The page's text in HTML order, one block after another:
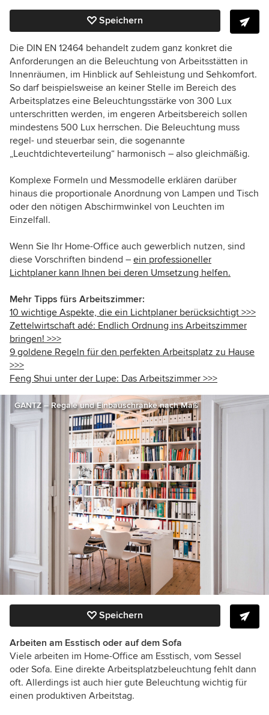
Speichern
Die DIN EN 12464 behandelt zudem ganz konkret die
Anforderungen an die Beleuchtung von Arbeitsstätten in
Innenräumen, im Hinblick auf Sehleistung und Sehkomfort.
So darf beispielsweise an keiner Stelle im Bereich des
Arbeitsplatzes eine Beleuchtungsstärke von 300 Lux
unterschritten werden, im engeren Arbeitsbereich sollen
mindestens 500 Lux herrschen. Die Beleuchtung muss
regel- und steuerbar sein, die sogenannte
„Leuchtdichteverteilung“ harmonisch – also gleichmäßig.
Komplexe Formeln und Messmodelle erklären darüber
hinaus die proportionale Anordnung von Lampen und Tisch
oder den nötigen Abschirmwinkel von Leuchten im
Einzelfall.
Wenn Sie Ihr Home-Office auch gewerblich nutzen, sind
diese Vorschriften bindend – ein professioneller
Lichtplaner kann Ihnen bei deren Umsetzung helfen.
Mehr Tipps fürs Arbeitszimmer:
10 wichtige Aspekte, die ein Lichtplaner berücksichtigt >>>
Zettelwirtschaft adé: Endlich Ordnung ins Arbeitszimmer
bringen! >>>
9 goldene Regeln für den perfekten Arbeitsplatz zu Hause
>>>
Feng Shui unter der Lupe: Das Arbeitszimmer >>>
GANTZ – Regale und Einbauschränke nach Maß
Speichern
Arbeiten am Esstisch oder auf dem Sofa
Viele arbeiten im Home-Office am Esstisch, vom Sessel
oder Sofa. Eine direkte Arbeitsplatzbeleuchtung fehlt dann
oft. Allerdings ist auch hier gute Beleuchtung wichtig für
einen produktiven Arbeitstag.